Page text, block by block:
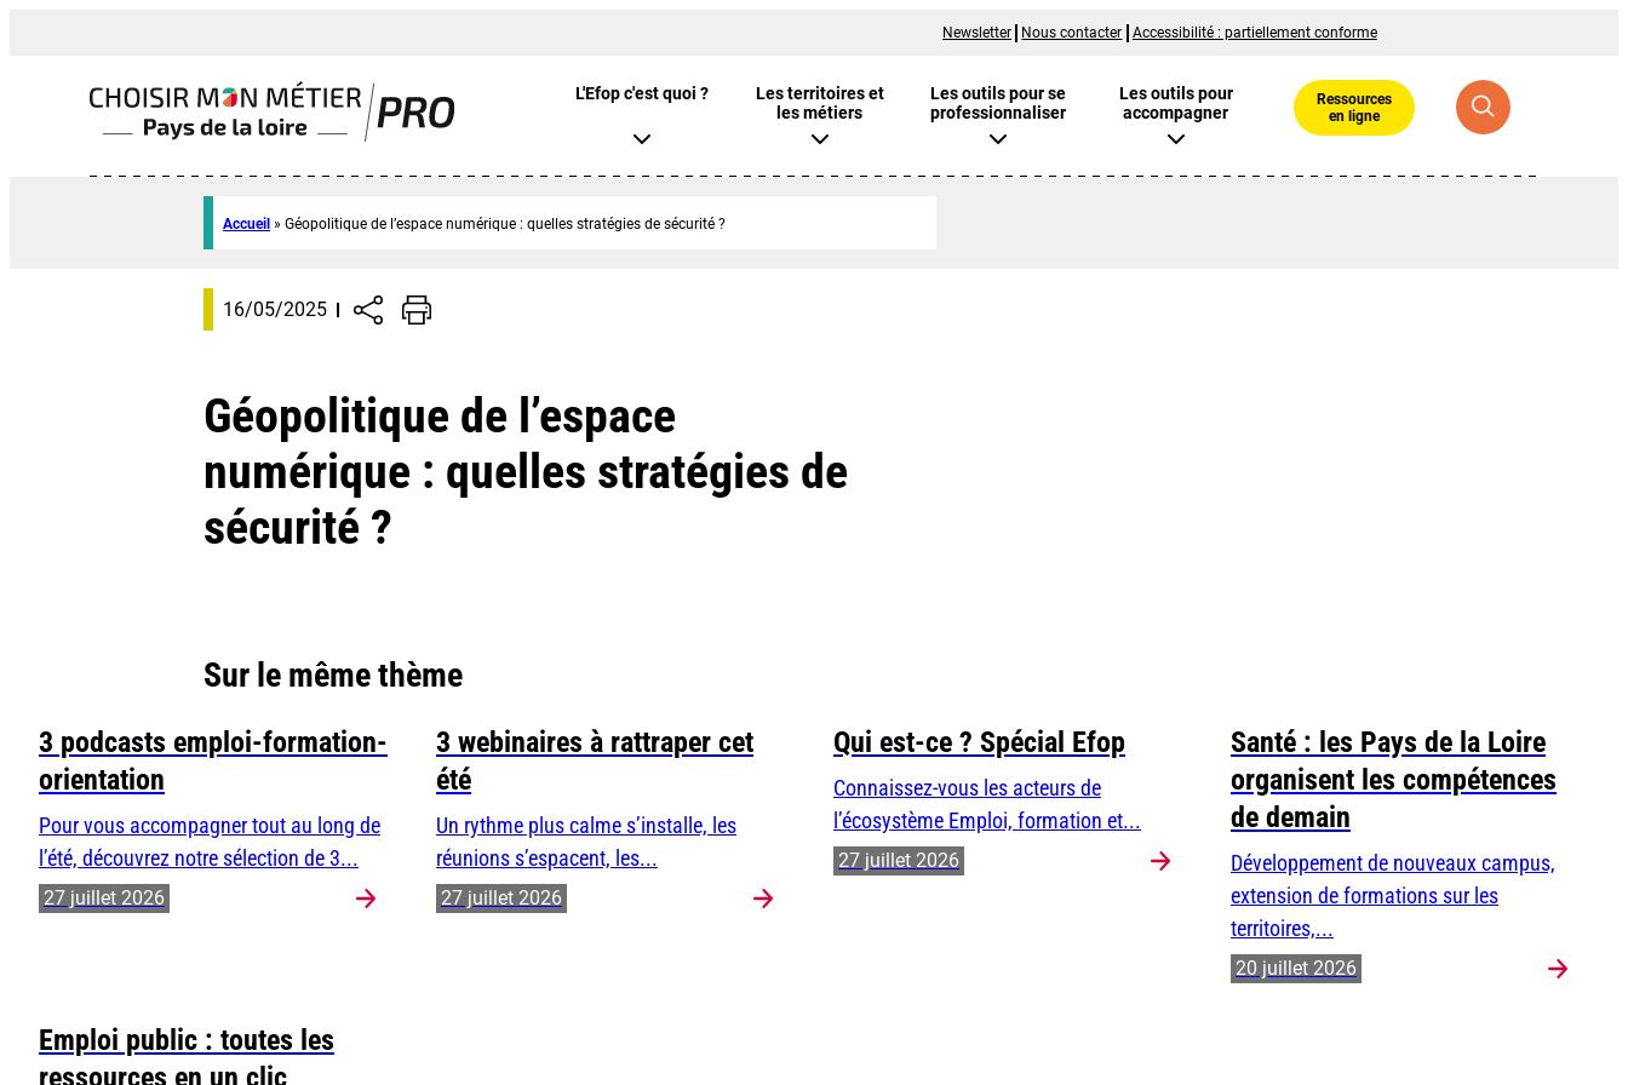
Newsletter Nous contacter Accessibilité : partiellement conforme
L'Efop c'est quoi ?
Les territoires et
les métiers
Les outils pour se
professionnaliser
Les outils pour
accompagner
Ressources
en ligne
Accueil » Géopolitique de l’espace numérique : quelles stratégies de sécurité ?
16/05/2025
Géopolitique de l’espace
numérique : quelles stratégies de
sécurité ?
Sur le même thème
3 podcasts emploi-formation-
orientation
Pour vous accompagner tout au long de
l’été, découvrez notre sélection de 3...
27 juillet 2026
3 webinaires à rattraper cet
été
Un rythme plus calme s’installe, les
réunions s’espacent, les...
27 juillet 2026
Qui est-ce ? Spécial Efop
Connaissez-vous les acteurs de
l’écosystème Emploi, formation et...
27 juillet 2026
Santé : les Pays de la Loire
organisent les compétences
de demain
Développement de nouveaux campus,
extension de formations sur les
territoires,...
20 juillet 2026
Emploi public : toutes les
ressources en un clic